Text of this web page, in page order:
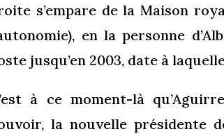
s’empare de la Maison
en la personne
jusqu’en 2003, date à
à ce moment-là
la nouvelle présidente